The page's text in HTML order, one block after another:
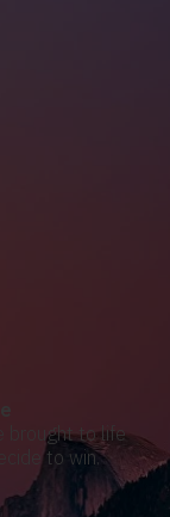
brought to life
to win.